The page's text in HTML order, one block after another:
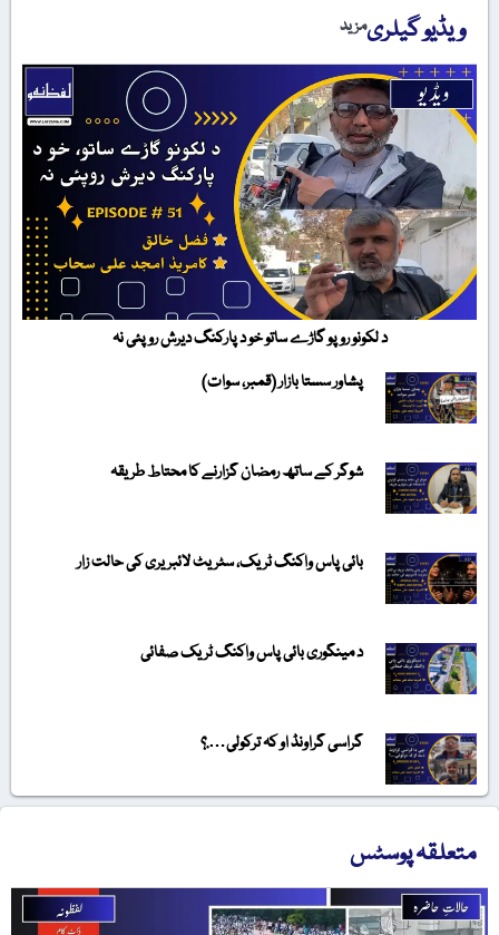
ویڈیو گیلریمزید
د لکونو روپو گاڑے ساتو خو د پارکنگ دیرش روپئی نہ
پشاور سستا بازار (قمبر، سوات)
شوگر کے ساتھ رمضان گزارنے کا محتاط طریقہ
بائی پاس واکنگ ٹریک، سٹریٹ لائبریری کی حالت زار
د مینگوری بائی پاس واکنگ ٹریک صفائی
گراسی گراونڈ او کہ ترکولی….؟
متعلقہ پوسٹس